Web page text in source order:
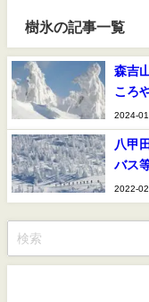
樹氷の記事一覧
森吉
ころ
2024-
八甲
バス
2022-